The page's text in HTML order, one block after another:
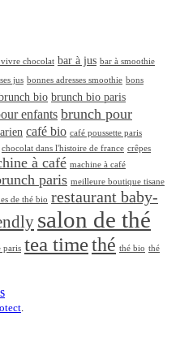
vivre chocolat bar à jus bar à smoothie
jus bonnes adresses smoothie bons
bio brunch bio paris
enfants brunch pour
café bio café poussette paris
chocolat dans l'histoire de france crêpes
à café machine à café
paris meilleure boutique tisane
de thé bio restaurant baby-
salon de thé
paris tea timethé thé bio thé